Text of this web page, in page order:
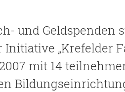
zu suchen. Mit ESC
und Geldspenden
Initiative „Krefelder
mit 14